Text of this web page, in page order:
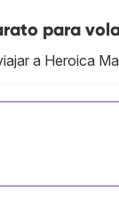
para
a Heroica